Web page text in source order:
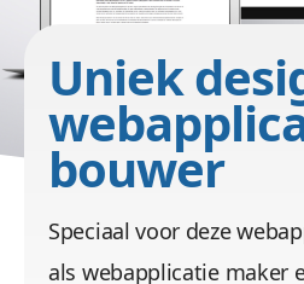
/images/port/
panorama.jpg
Uniek
bouwer
Speciaal voor deze
als webapplicatie maker